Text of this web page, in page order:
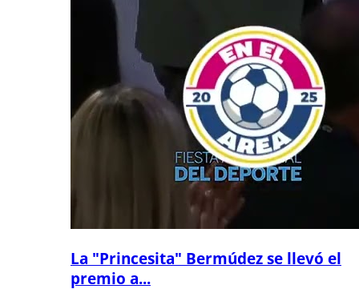
La "Princesita" Bermúdez se llevó el
premio a...